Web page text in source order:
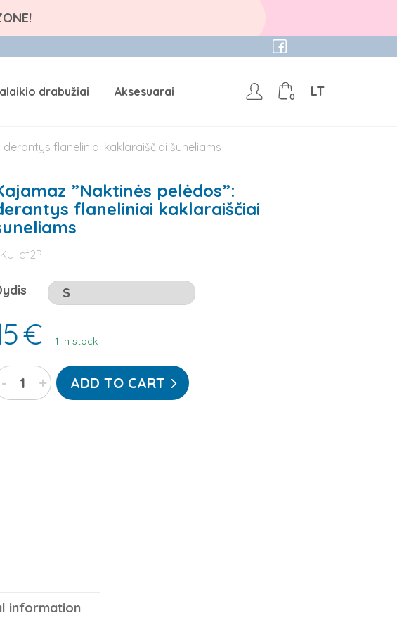
drabužiai Aksesuarai 0 LT
flaneliniai kaklaraiščiai šuneliams
”Naktinės pelėdos”:
flaneliniai kaklaraiščiai
cf2P
€ 1 in stock
- + ADD TO CART
information